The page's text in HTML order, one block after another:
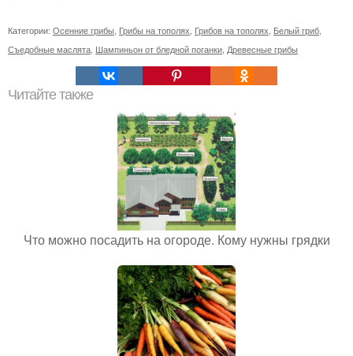
Категории: Осенние грибы Грибы на тополях Грибов на тополях Белый гриб
Съедобные маслята Шампиньон от бледной поганки Древесные грибы
Читайте также
Что можно посадить на огороде. Кому нужны грядки